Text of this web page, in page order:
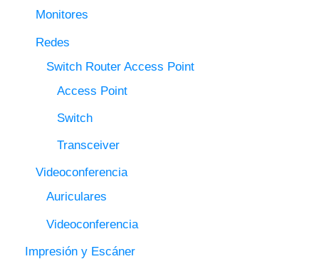
Monitores
Redes
Switch Router Access Point
Access Point
Switch
Transceiver
Videoconferencia
Auriculares
Videoconferencia
Impresión y Escáner